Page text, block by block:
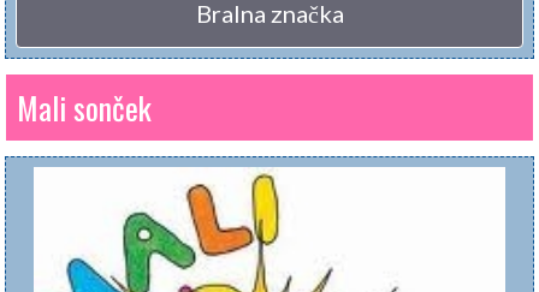
Bralna značka
Mali sonček